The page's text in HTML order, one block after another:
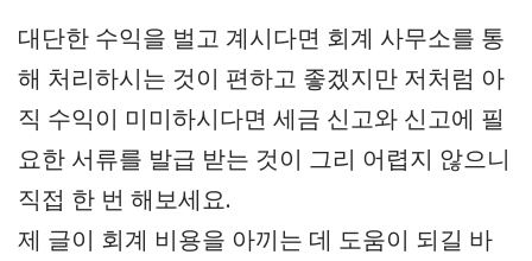
대단한 수익을 벌고 계시다면 회계 사무소를 통
해 처리하시는 것이 편하고 좋겠지만 저처럼 아
직 수익이 미미하시다면 세금 신고와 신고에 필
요한 서류를 발급 받는 것이 그리 어렵지 않으니
직접 한 번 해보세요.
제 글이 회계 비용을 아끼는 데 도움이 되길 바